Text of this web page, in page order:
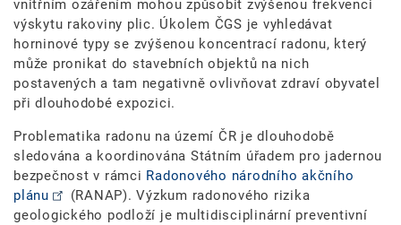
vnitřním ozářením mohou způsobit zvýšenou frekvenci
výskytu rakoviny plic. Úkolem ČGS je vyhledávat
horninové typy se zvýšenou koncentrací radonu, který
může pronikat do stavebních objektů na nich
postavených a tam negativně ovlivňovat zdraví obyvatel
při dlouhodobé expozici.
Problematika radonu na území ČR je dlouhodobě
sledována a koordinována Státním úřadem pro jadernou
bezpečnost v rámci Radonového národního akčního
plánu
(RANAP). Výzkum radonového rizika
geologického podloží je multidisciplinární preventivní